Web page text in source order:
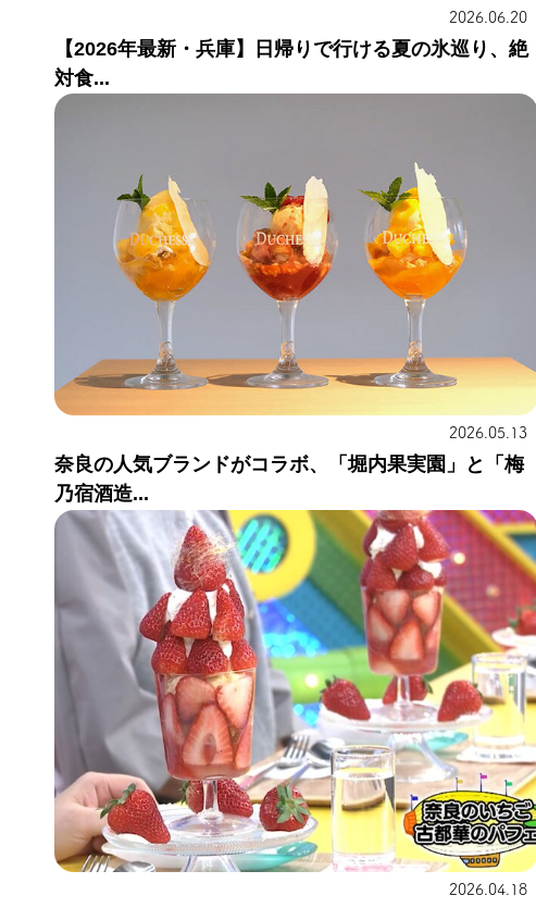
2026.06.20
【2026年最新・兵庫】日帰りで行ける夏の氷巡り、絶
対食...
2026.05.13
奈良の人気ブランドがコラボ、「堀内果実園」と「梅
乃宿酒造...
2026.04.18